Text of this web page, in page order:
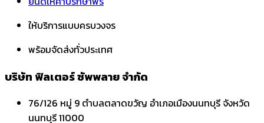
ให้บริการแบบครบวงจร
พร้อมจัดส่งทั่วประเทศ
บริษัท ฟิลเตอร์ ซัพพลาย จำกัด
76/126 หมู่ 9 ตำบลตลาดขวัญ อำเภอเมืองนนทบุรี จังหวัด
นนทบุรี 11000